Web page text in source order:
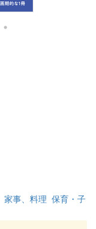
家事、料理 保育・子